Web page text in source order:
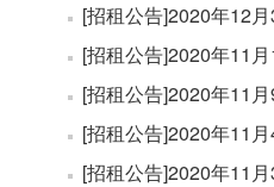
[招租公告]2020年12
[招租公告]2020年11
[招租公告]2020年11
[招租公告]2020年11
[招租公告]2020年11